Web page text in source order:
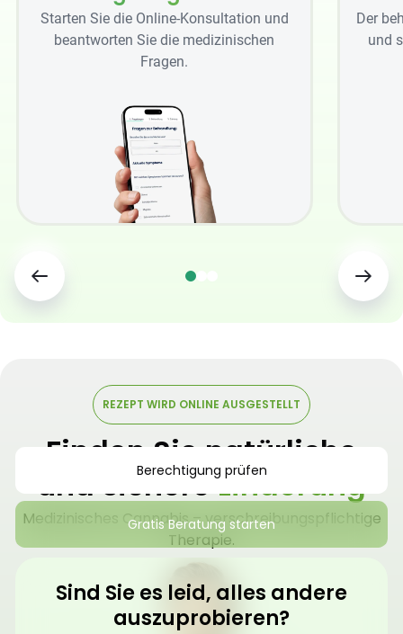
Starten Sie die Online-Konsultation und
beantworten Sie die medizinischen
Fragen.
Der
und
REZEPT WIRD ONLINE AUSGESTELLT
Finden Sie natürliche
und sichereLinderung
Medizinisches Cannabis – verschreibungspflichtige
Therapie.
Berechtigung prüfen
Gratis Beratung starten
Sind Sie es leid, alles andere
auszuprobieren?